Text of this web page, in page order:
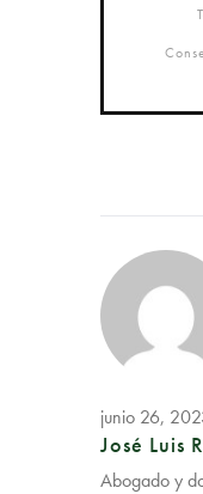
junio 26,
José Luis
Abogado y